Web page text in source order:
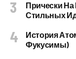
Прически На
Стильных
История
Фукусимы)